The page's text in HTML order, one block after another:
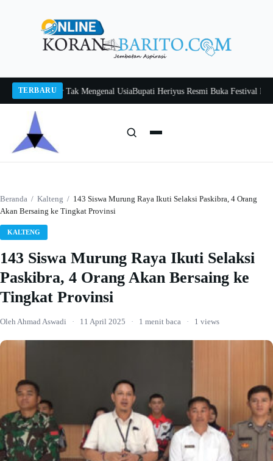
TERBARU
Belajar Tak Mengenal Usia Bupati Heriyus Resmi Buka Festival Budaya
Beranda / Kalteng / 143 Siswa Murung Raya Ikuti Selaksi Paskibra, 4 Orang
Akan Bersaing ke Tingkat Provinsi
KALTENG
143 Siswa Murung Raya Ikuti Selaksi
Paskibra, 4 Orang Akan Bersaing ke
Tingkat Provinsi
Oleh Ahmad Aswadi · 11 April 2025 · 1 menit baca · 1 views